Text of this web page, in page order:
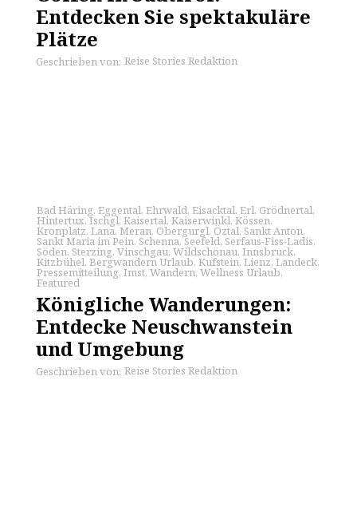
Entdecken Sie spektakuläre
Plätze
Geschrieben von: Reise Stories Redaktion
Bad Häring, Eggental, Ehrwald, Eisacktal, Erl, Grödnertal,
Hintertux,Ischgl, Kaisertal, Kaiserwinkl, Kössen,
Kronplatz, Lana, Meran, Obergurgl, Öztal, Sankt Anton,
Sankt Maria im Pein, Schenna,Seefeld, Serfaus-Fiss-Ladis,
Söden, Sterzing, Vinschgau, Wildschönau, Innsbruck,
Kitzbühel, Bergwandern Urlaub, Kufstein, Lienz, Landeck,
Pressemitteilung, Imst, Wandern, Wellness Urlaub,
Featured
Königliche Wanderungen:
Entdecke Neuschwanstein
und Umgebung
Geschrieben von: Reise Stories Redaktion